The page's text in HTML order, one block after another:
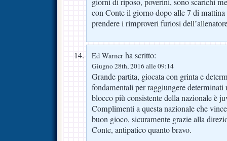
con Conte il giorno dopo alle 7 di
prendere i rimproveri furiosi
Ed Warner ha scritto:
Giugno 28th, 2016 alle 09:14
Grande partita, giocata con grinta e
fondamentali per raggiungere
blocco più consistente della nazionale è
Complimenti a questa nazionale che
buon gioco, sicuramente grazie alla
Conte, antipatico quanto bravo.